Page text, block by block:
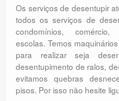
Os serviços de desentupir
todos os serviços de
condomínios, comércio,
escolas. Temos
para realizar seja
desentupimento de ralos,
evitamos quebras
pisos. Por isso não hesite